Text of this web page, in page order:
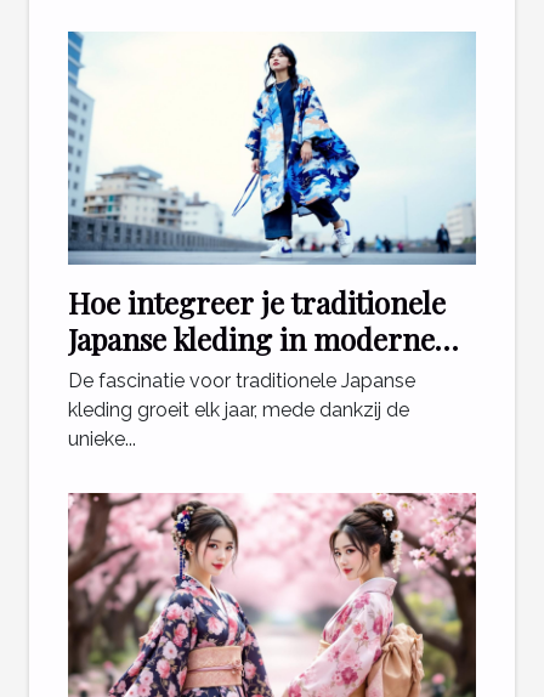
Hoe integreer je traditionele
Japanse kleding in moderne
outfits?
De fascinatie voor traditionele Japanse
kleding groeit elk jaar, mede dankzij de
unieke...